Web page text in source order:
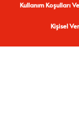
Kullanım Koşulları
Kişisel